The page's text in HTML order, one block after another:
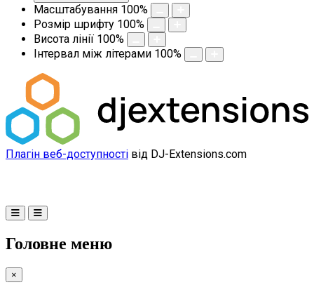
Масштабування 100%
Розмір шрифту 100%
Висота лінії 100%
Інтервал між літерами 100%
Плагін веб-доступності від DJ-Extensions.com
Головне меню
×